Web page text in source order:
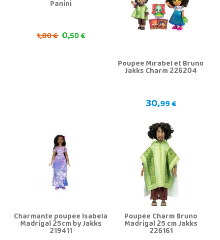
Panini
1,00 € 0,50 €
Poupée Mirabel et Bruno
Jakks Charm 226204
30,99 €
Charmante poupée Isabela
Madrigal 25cm by Jakks
219411
Poupée Charm Bruno
Madrigal 25 cm Jakks
226161